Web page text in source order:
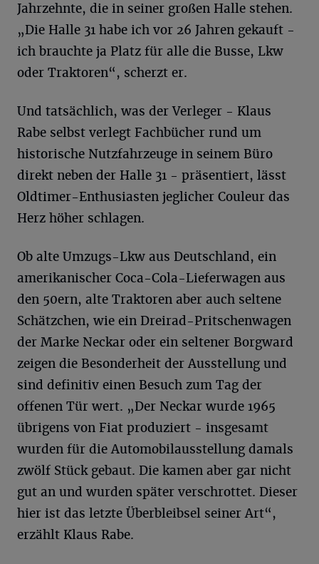
Jahrzehnte, die in seiner großen Halle stehen.
„Die Halle 31 habe ich vor 26 Jahren gekauft -
ich brauchte ja Platz für alle die Busse, Lkw
oder Traktoren“, scherzt er.
Und tatsächlich, was der Verleger - Klaus
Rabe selbst verlegt Fachbücher rund um
historische Nutzfahrzeuge in seinem Büro
direkt neben der Halle 31 - präsentiert, lässt
Oldtimer-Enthusiasten jeglicher Couleur das
Herz höher schlagen.
Ob alte Umzugs-Lkw aus Deutschland, ein
amerikanischer Coca-Cola-Lieferwagen aus
den 50ern, alte Traktoren aber auch seltene
Schätzchen, wie ein Dreirad-Pritschenwagen
der Marke Neckar oder ein seltener Borgward
zeigen die Besonderheit der Ausstellung und
sind definitiv einen Besuch zum Tag der
offenen Tür wert. „Der Neckar wurde 1965
übrigens von Fiat produziert - insgesamt
wurden für die Automobilausstellung damals
zwölf Stück gebaut. Die kamen aber gar nicht
gut an und wurden später verschrottet. Dieser
hier ist das letzte Überbleibsel seiner Art“,
erzählt Klaus Rabe.